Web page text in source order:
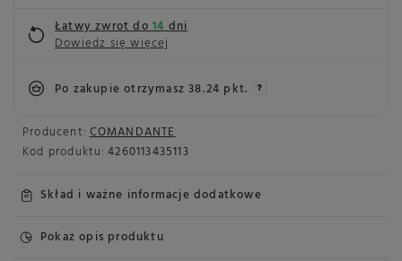
Producent: COMANDANTE
Kod produktu: 4260113435113
Skład i ważne informacje dodatkowe
Pokaż opis produktu
Łatwy zwrot do14dni
Dowiedz się więcej
Po zakupie otrzymasz38.24 pkt.